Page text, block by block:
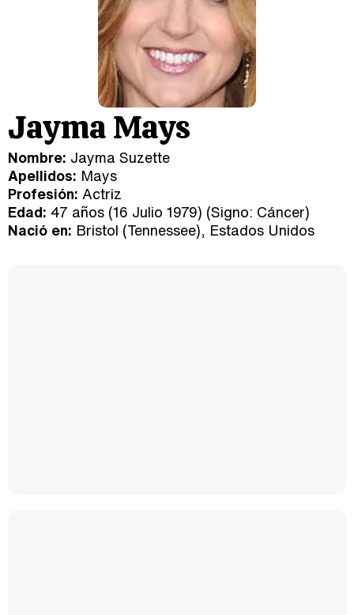
Jayma Mays
Nombre: Jayma Suzette
Apellidos: Mays
Profesión: Actriz
Edad: 47 años (16 Julio 1979) (Signo: Cáncer)
Nació en: Bristol (Tennessee), Estados Unidos